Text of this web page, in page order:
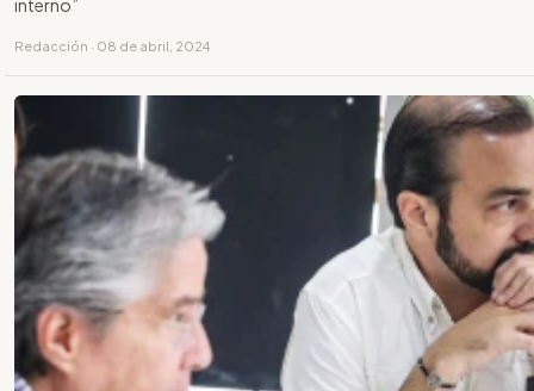
interno”
Redacción · 08 de abril, 2024